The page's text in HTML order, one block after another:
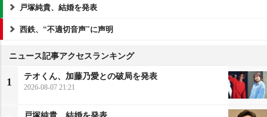
戸塚純貴、結婚を発表
西鉄、“不適切音声”に声明
ニュース記事アクセスランキング
1
テオくん、加藤乃愛との破局を発表
2026-08-07 21:21
戸塚純貴、結婚を発表